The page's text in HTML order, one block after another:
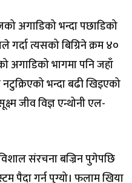
अगाडिको भन्दा पछाडिको
गर्दा त्यसको बिग्रिने क्रम ४०
अगाडिको भागमा पनि जहाँ
नटुक्रिएको भन्दा बढी खिइएको
जीव विज्ञ एन्थोनी एल-
संरचना बज्रिन पुगेपछि
पैदा गर्न पुग्यो। फलाम खिया